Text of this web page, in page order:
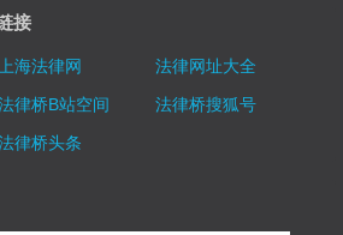
接
上海法律网
法律网址大全
律桥B站空间
法律桥搜狐号
律桥头条